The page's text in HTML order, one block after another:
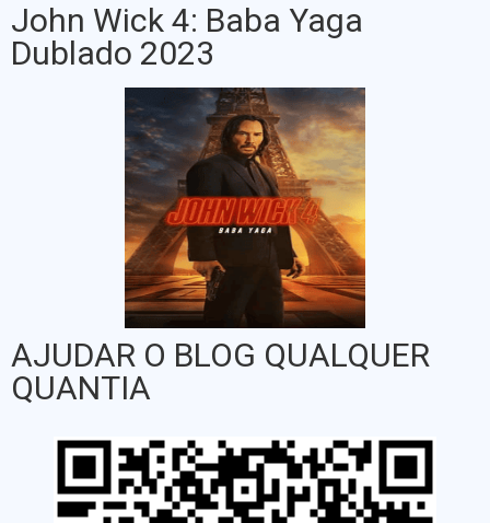
John Wick 4: Baba Yaga
Dublado 2023
AJUDAR O BLOG QUALQUER
QUANTIA